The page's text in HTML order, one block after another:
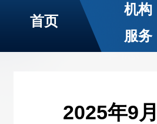
首页
机构
服务
2025年9